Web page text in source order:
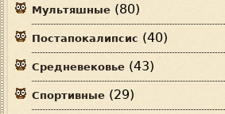
Мультяшные (80)
Постапокалипсис (40)
Средневековье (43)
Спортивные (29)